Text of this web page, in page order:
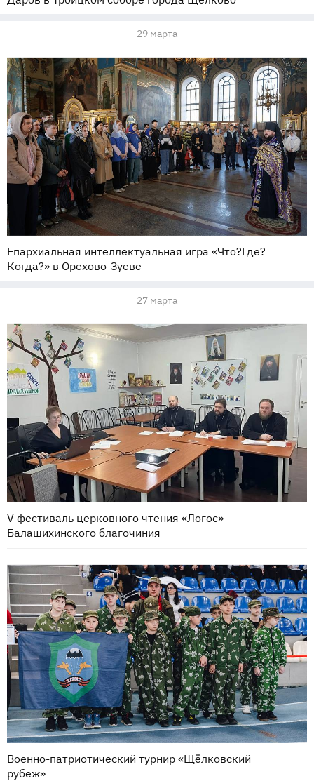
29 марта
Епархиальная интеллектуальная игра «Что?Где?
Когда?» в Орехово-Зуеве
27 марта
V фестиваль церковного чтения «Логос»
Балашихинского благочиния
Военно-патриотический турнир «Щёлковский
рубеж»